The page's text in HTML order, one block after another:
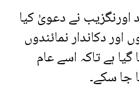
نے دعویٰ کیا
اور دکاندار نمائندوں
ہے تاکہ اسے عام
جا سکے۔